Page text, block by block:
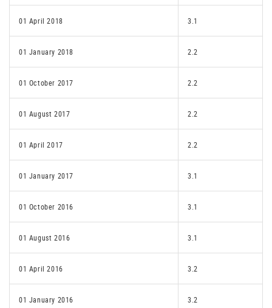
01 April 2018 3.1
01 January 2018 2.2
01 October 2017 2.2
01 August 2017 2.2
01 April 2017 2.2
01 January 2017 3.1
01 October 2016 3.1
01 August 2016 3.1
01 April 2016 3.2
01 January 2016 3.2